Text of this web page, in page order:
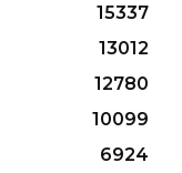
15337
13012
12780
10099
6924